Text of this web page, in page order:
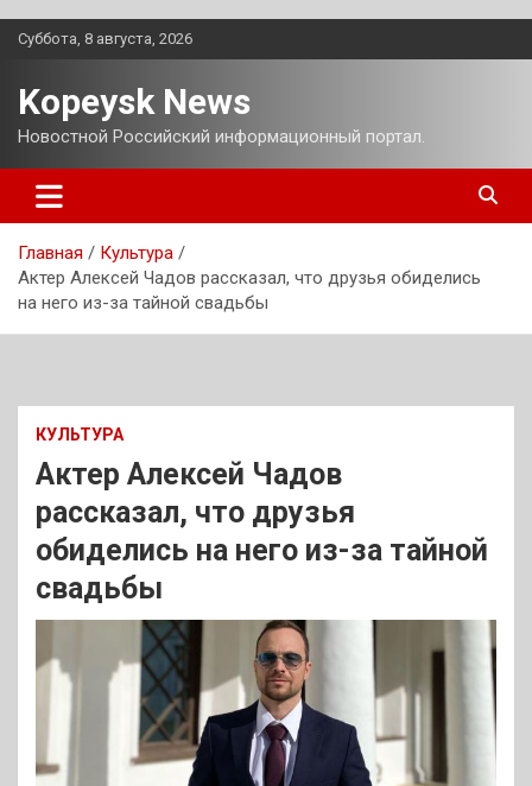
Перейти
Суббота, 8 августа, 2026
Kopeysk News
Новостной Российский информационный портал.
Главная
Культура
Актер Алексей Чадов рассказал, что друзья обиделись
на него из-за тайной свадьбы
КУЛЬТУРА
Актер Алексей Чадов
рассказал, что друзья
обиделись на него из-за тайной
свадьбы